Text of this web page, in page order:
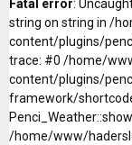
Fatal error:
string on string in /
content/plugins/
trace: #0 /home/
content/plugins/
framework/
/home/www/